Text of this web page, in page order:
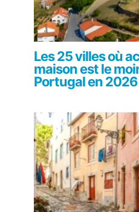
Les 25 villes où
maison est le
Portugal en 2026